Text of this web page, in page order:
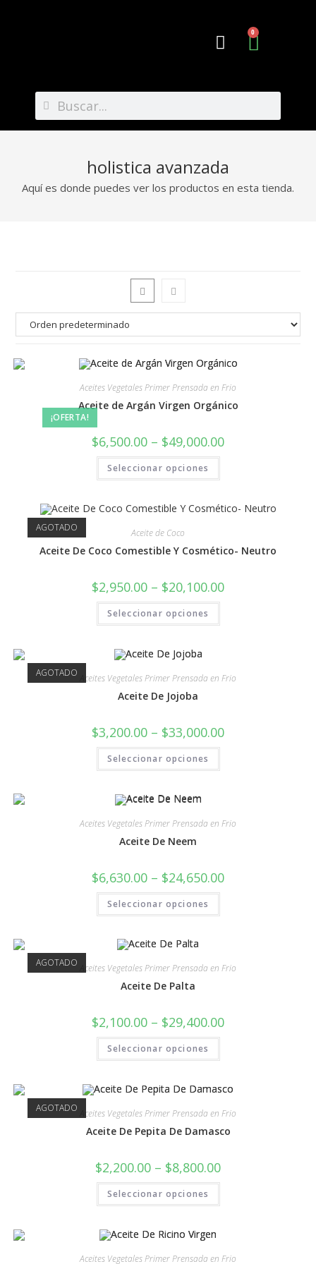
0
holistica avanzada
Aquí es donde puedes ver los productos en esta tienda.
¡OFERTA!
Aceites Vegetales Primer Prensada en Frio
Aceite de Argán Virgen Orgánico
$6,500.00 – $49,000.00
Seleccionar opciones
AGOTADO Aceite de Coco
Aceite De Coco Comestible Y Cosmético- Neutro
$2,950.00 – $20,100.00
Seleccionar opciones
AGOTADO Aceites Vegetales Primer Prensada en Frio
Aceite De Jojoba
$3,200.00 – $33,000.00
Seleccionar opciones
Aceites Vegetales Primer Prensada en Frio
Aceite De Neem
$6,630.00 – $24,650.00
Seleccionar opciones
AGOTADO Aceites Vegetales Primer Prensada en Frio
Aceite De Palta
$2,100.00 – $29,400.00
Seleccionar opciones
AGOTADO Aceites Vegetales Primer Prensada en Frio
Aceite De Pepita De Damasco
$2,200.00 – $8,800.00
Seleccionar opciones
Aceites Vegetales Primer Prensada en Frio